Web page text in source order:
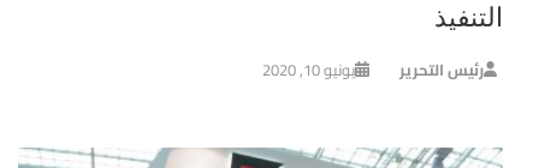
التنفيذ
رئيس التحرير يونيو 10, 2020